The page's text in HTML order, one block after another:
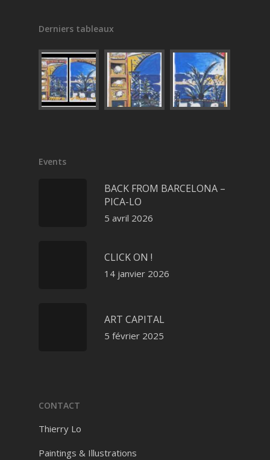
Derniers tableaux
Events
BACK FROM BARCELONA –
PICA-LO
5 avril 2026
CLICK ON !
14 janvier 2026
ART CAPITAL
5 février 2025
CONTACT
Thierry Lo
Paintings & Illustrations